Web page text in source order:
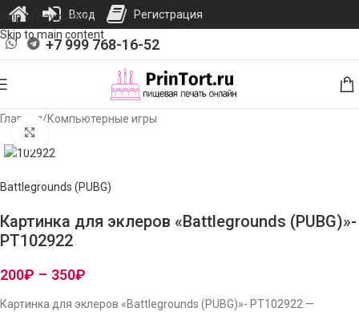
Skip to navigation
Skip to main content
+7 999 768-16-52
Главная/Компьютерные игры
Battlegrounds (PUBG)
Картинка для эклеров «Battlegrounds (PUBG)»-
PT102922
200₽ – 350₽
Картинка для эклеров «Battlegrounds (PUBG)»- PT102922 —
Вход Регистрация